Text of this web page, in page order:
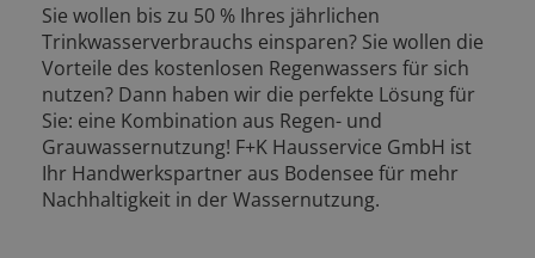
Sie wollen bis zu 50 % Ihres jährlichen
Trinkwasserverbrauchs einsparen? Sie wollen die
Vorteile des kostenlosen Regenwassers für sich
nutzen? Dann haben wir die perfekte Lösung für
Sie: eine Kombination aus Regen- und
Grauwassernutzung! F+K Hausservice GmbH ist
Ihr Handwerkspartner aus Bodensee für mehr
Nachhaltigkeit in der Wassernutzung.